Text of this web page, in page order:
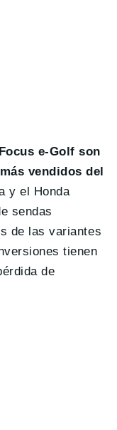
e-Golf son
vendidos del
y el Honda
sendas
de las variantes
tienen
de